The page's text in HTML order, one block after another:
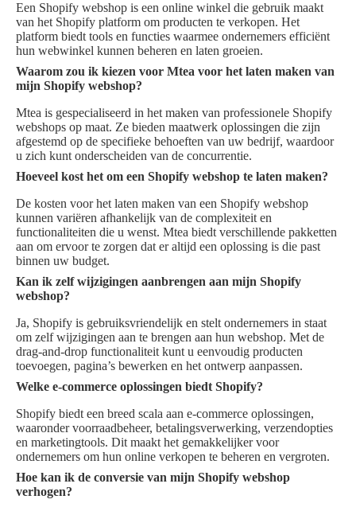
Een Shopify webshop is een online winkel die gebruik maakt
van het Shopify platform om producten te verkopen. Het
platform biedt tools en functies waarmee ondernemers efficiënt
hun webwinkel kunnen beheren en laten groeien.
Waarom zou ik kiezen voor Mtea voor het laten maken van
mijn Shopify webshop?
Mtea is gespecialiseerd in het maken van professionele Shopify
webshops op maat. Ze bieden maatwerk oplossingen die zijn
afgestemd op de specifieke behoeften van uw bedrijf, waardoor
u zich kunt onderscheiden van de concurrentie.
Hoeveel kost het om een Shopify webshop te laten maken?
De kosten voor het laten maken van een Shopify webshop
kunnen variëren afhankelijk van de complexiteit en
functionaliteiten die u wenst. Mtea biedt verschillende pakketten
aan om ervoor te zorgen dat er altijd een oplossing is die past
binnen uw budget.
Kan ik zelf wijzigingen aanbrengen aan mijn Shopify
webshop?
Ja, Shopify is gebruiksvriendelijk en stelt ondernemers in staat
om zelf wijzigingen aan te brengen aan hun webshop. Met de
drag-and-drop functionaliteit kunt u eenvoudig producten
toevoegen, pagina’s bewerken en het ontwerp aanpassen.
Welke e-commerce oplossingen biedt Shopify?
Shopify biedt een breed scala aan e-commerce oplossingen,
waaronder voorraadbeheer, betalingsverwerking, verzendopties
en marketingtools. Dit maakt het gemakkelijker voor
ondernemers om hun online verkopen te beheren en vergroten.
Hoe kan ik de conversie van mijn Shopify webshop
verhogen?